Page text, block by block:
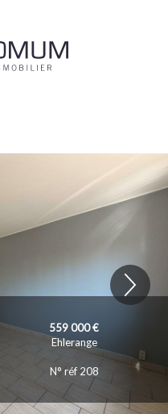
559 000 €
Ehlerange
N° réf 208